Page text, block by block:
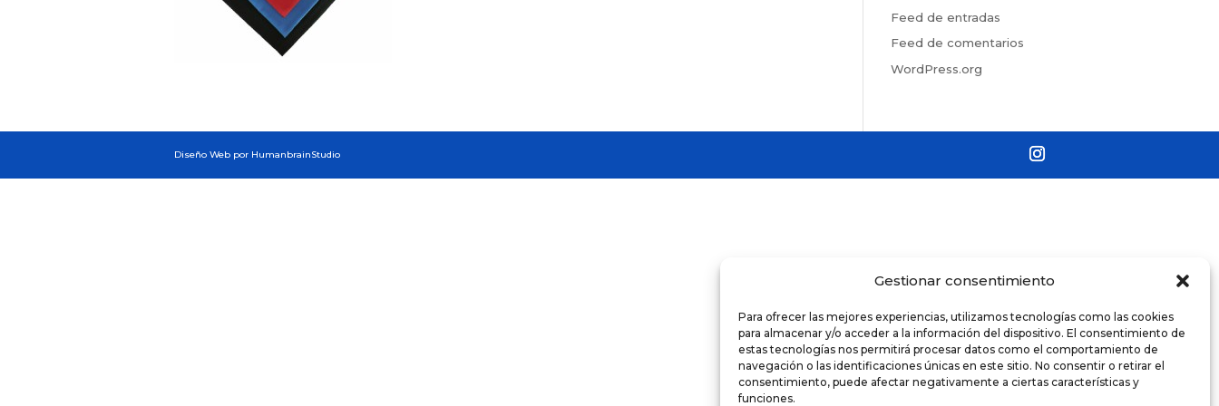
Gestionar consentimiento
Para ofrecer las mejores experiencias, utilizamos tecnologías como las cookies
para almacenar y/o acceder a la información del dispositivo. El consentimiento de
estas tecnologías nos permitirá procesar datos como el comportamiento de
navegación o las identificaciones únicas en este sitio. No consentir o retirar el
consentimiento, puede afectar negativamente a ciertas características y
funciones.
Feed de entradas
Feed de comentarios
WordPress.org
Diseño Web por HumanbrainStudio